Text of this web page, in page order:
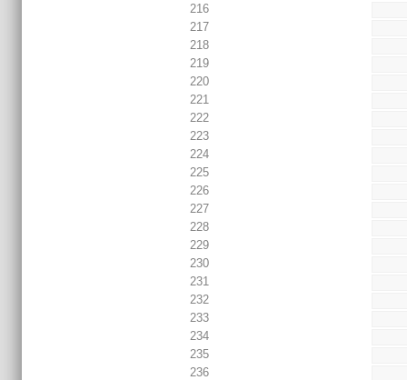
216
217
218
219
220
221
222
223
224
225
226
227
228
229
230
231
232
233
234
235
236